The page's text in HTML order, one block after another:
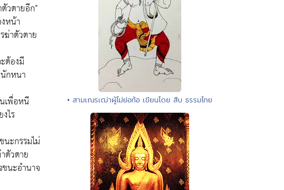
วตายอีก"
หน้า
ฆ่าตัวตาย
ต้องมี
กหนา
เพื่อหนี
ไร
ะกรรมไม่
ตัวตาย
นะอำนาจ
• สามเณรเฒ่าผู้ไม่ย่อท้อ เขียนโดย สืบ ธรรมไทย